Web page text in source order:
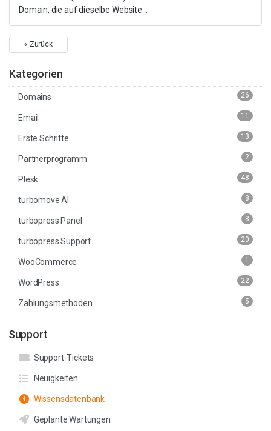
Domain, die auf dieselbe Website...
« Zurück
Kategorien
Domains 26
Email 11
Erste Schritte 13
Partnerprogramm 2
Plesk 48
turbomove AI 8
turbopress Panel 8
turbopress Support 20
WooCommerce 1
WordPress 22
Zahlungsmethoden 5
Support
Support-Tickets
Neuigkeiten
Wissensdatenbank
Geplante Wartungen